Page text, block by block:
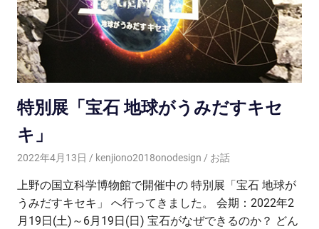
特別展「宝石 地球がうみだすキセ
キ」
2022年4月13日 kenjiono2018onodesign お話
上野の国立科学博物館で開催中の 特別展「宝石 地球が
うみだすキセキ」 へ行ってきました。 会期：2022年2
月19日(土)～6月19日(日) 宝石がなぜできるのか？ どん